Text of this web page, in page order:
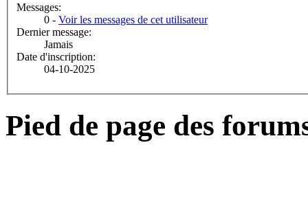
Messages:
0 - Voir les messages de cet utilisateur
Dernier message:
Jamais
Date d'inscription:
04-10-2025
Pied de page des